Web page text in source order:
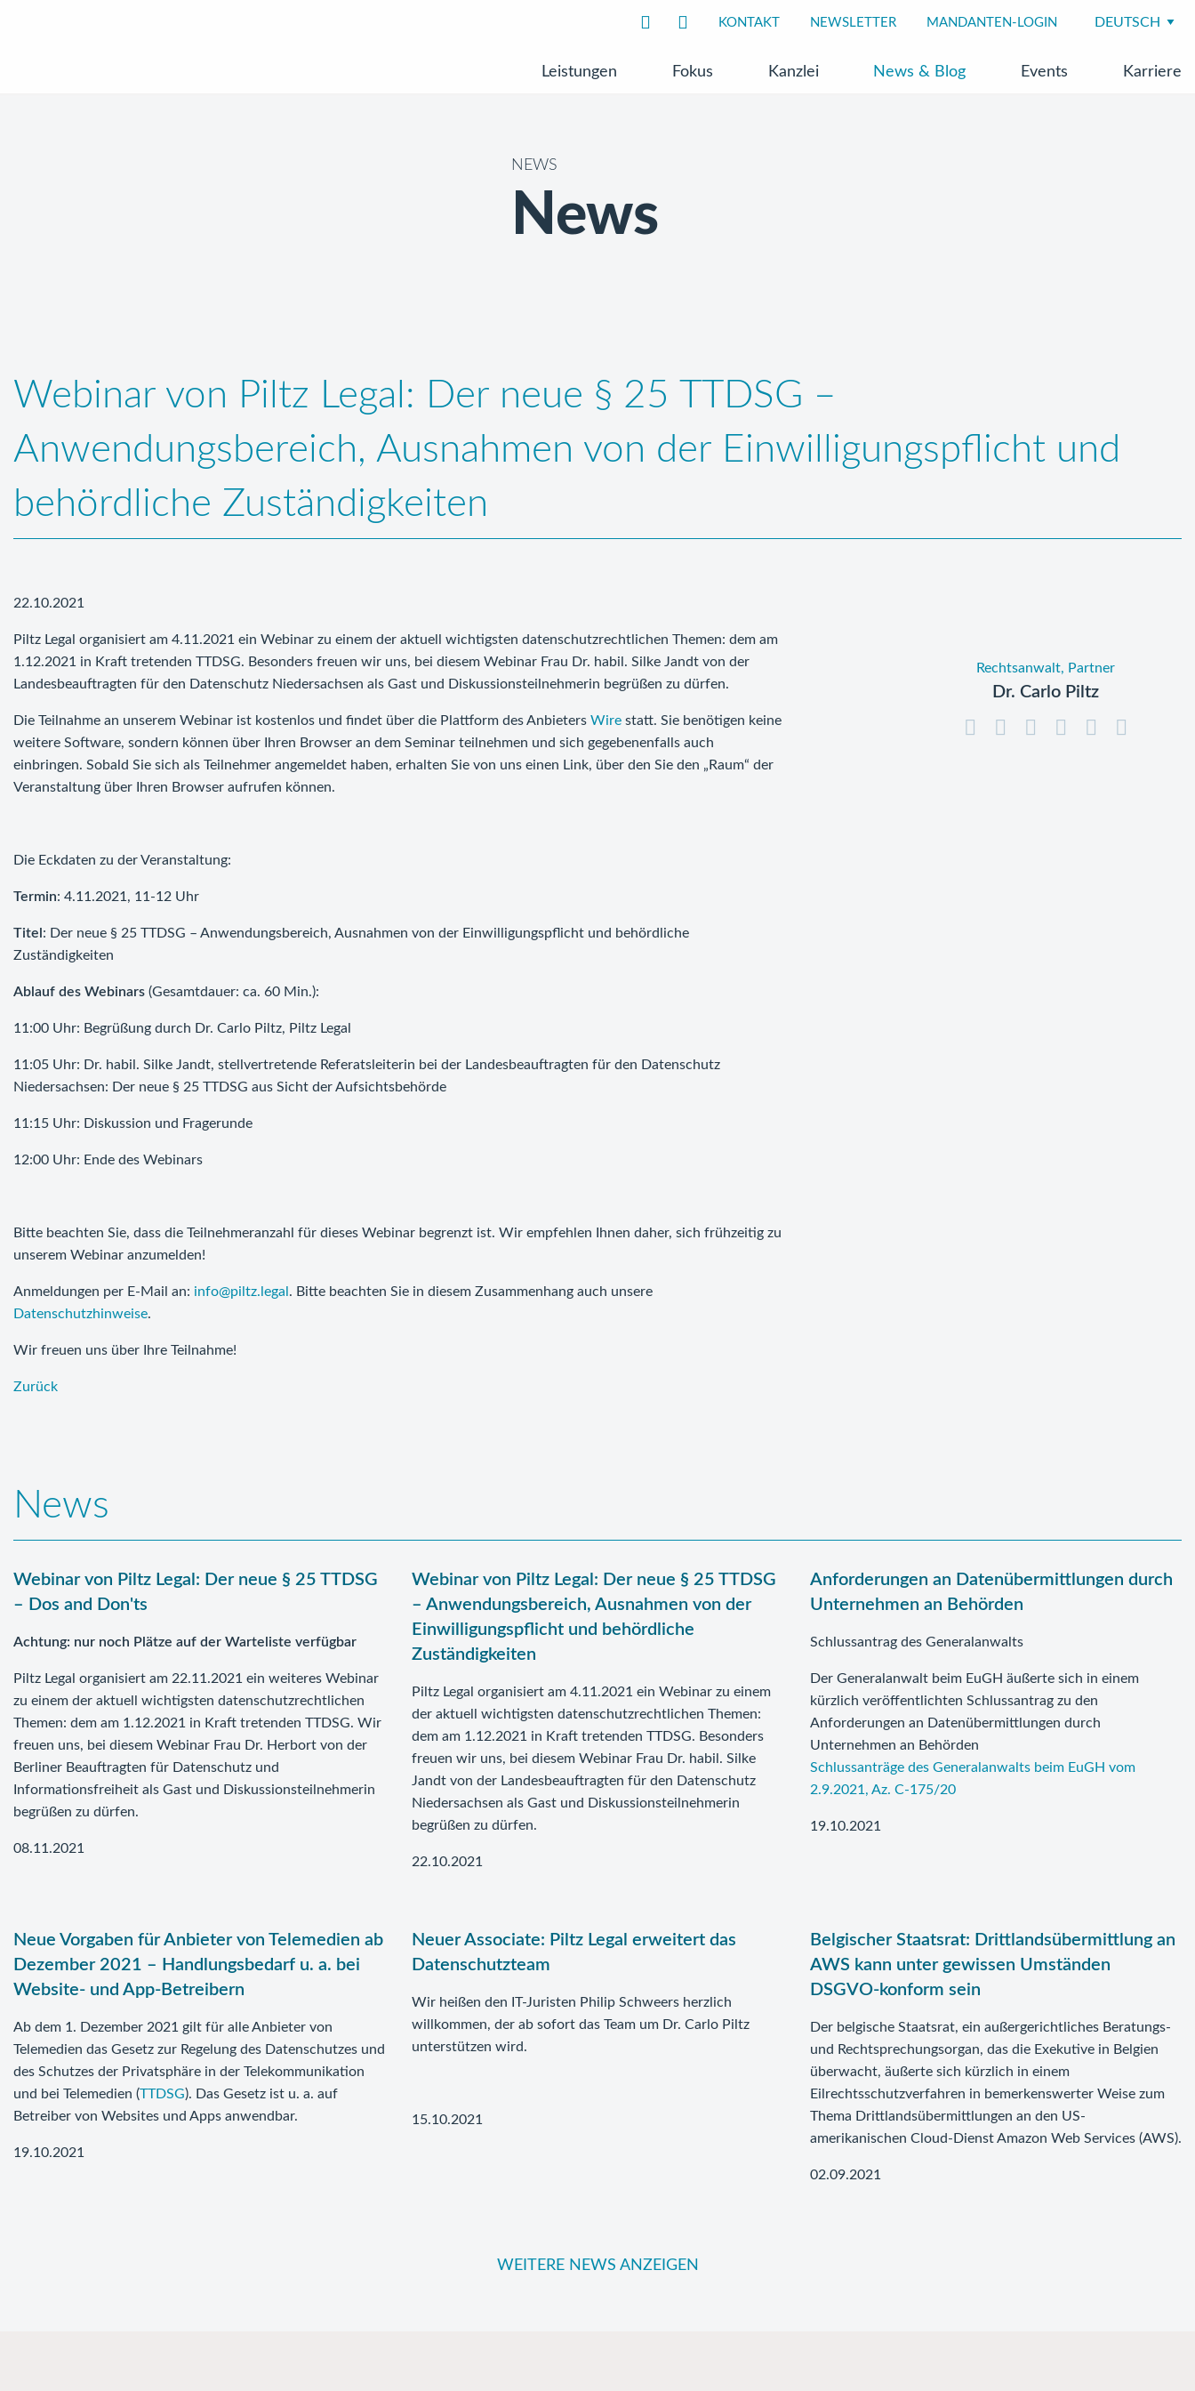
KONTAKT NEWSLETTER MANDANTEN-LOGIN
Leistungen Fokus Kanzlei News & Blog Events Karriere
NEWS
News
Webinar von Piltz Legal: Der neue § 25 TTDSG –
Anwendungsbereich, Ausnahmen von der Einwilligungspflicht und
behördliche Zuständigkeiten
22.10.2021
Piltz Legal organisiert am 4.11.2021 ein Webinar zu einem der aktuell wichtigsten datenschutzrechtlichen Themen: dem am
1.12.2021 in Kraft tretenden TTDSG. Besonders freuen wir uns, bei diesem Webinar Frau Dr. habil. Silke Jandt von der
Landesbeauftragten für den Datenschutz Niedersachsen als Gast und Diskussionsteilnehmerin begrüßen zu dürfen.
Die Teilnahme an unserem Webinar ist kostenlos und findet über die Plattform des Anbieters Wire statt. Sie benötigen keine
weitere Software, sondern können über Ihren Browser an dem Seminar teilnehmen und sich gegebenenfalls auch
einbringen. Sobald Sie sich als Teilnehmer angemeldet haben, erhalten Sie von uns einen Link, über den Sie den „Raum“ der
Veranstaltung über Ihren Browser aufrufen können.
Die Eckdaten zu der Veranstaltung:
Termin: 4.11.2021, 11-12 Uhr
Titel : Der neue § 25 TTDSG – Anwendungsbereich, Ausnahmen von der Einwilligungspflicht und behördliche
Zuständigkeiten
Ablauf des Webinars (Gesamtdauer: ca. 60 Min.):
11:00 Uhr: Begrüßung durch Dr. Carlo Piltz, Piltz Legal
11:05 Uhr: Dr. habil. Silke Jandt, stellvertretende Referatsleiterin bei der Landesbeauftragten für den Datenschutz
Niedersachsen: Der neue § 25 TTDSG aus Sicht der Aufsichtsbehörde
11:15 Uhr: Diskussion und Fragerunde
12:00 Uhr: Ende des Webinars
Bitte beachten Sie, dass die Teilnehmeranzahl für dieses Webinar begrenzt ist. Wir empfehlen Ihnen daher, sich frühzeitig zu
unserem Webinar anzumelden!
Anmeldungen per E-Mail an: info@piltz.legal . Bitte beachten Sie in diesem Zusammenhang auch unsere
Datenschutzhinweise.
Wir freuen uns über Ihre Teilnahme!
Rechtsanwalt, Partner
Dr. Carlo Piltz
Zurück
News
Webinar von Piltz Legal: Der neue § 25 TTDSG
– Dos and Don'ts
Achtung: nur noch Plätze auf der Warteliste verfügbar
Piltz Legal organisiert am 22.11.2021 ein weiteres Webinar
zu einem der aktuell wichtigsten datenschutzrechtlichen
Themen: dem am 1.12.2021 in Kraft tretenden TTDSG. Wir
freuen uns, bei diesem Webinar Frau Dr. Herbort von der
Berliner Beauftragten für Datenschutz und
Informationsfreiheit als Gast und Diskussionsteilnehmerin
begrüßen zu dürfen.
08.11.2021
Webinar von Piltz Legal: Der neue § 25 TTDSG
– Anwendungsbereich, Ausnahmen von der
Einwilligungspflicht und behördliche
Zuständigkeiten
Piltz Legal organisiert am 4.11.2021 ein Webinar zu einem
der aktuell wichtigsten datenschutzrechtlichen Themen:
dem am 1.12.2021 in Kraft tretenden TTDSG. Besonders
freuen wir uns, bei diesem Webinar Frau Dr. habil. Silke
Jandt von der Landesbeauftragten für den Datenschutz
Niedersachsen als Gast und Diskussionsteilnehmerin
begrüßen zu dürfen.
22.10.2021
Anforderungen an Datenübermittlungen durch
Unternehmen an Behörden
Schlussantrag des Generalanwalts
Der Generalanwalt beim EuGH äußerte sich in einem
kürzlich veröffentlichten Schlussantrag zu den
Anforderungen an Datenübermittlungen durch
Unternehmen an Behörden
Schlussanträge des Generalanwalts beim EuGH vom
2.9.2021, Az. C-175/20
19.10.2021
Neue Vorgaben für Anbieter von Telemedien ab
Dezember 2021 – Handlungsbedarf u. a. bei
Website- und App-Betreibern
Ab dem 1. Dezember 2021 gilt für alle Anbieter von
Telemedien das Gesetz zur Regelung des Datenschutzes und
des Schutzes der Privatsphäre in der Telekommunikation
und bei Telemedien (TTDSG). Das Gesetz ist u. a. auf
Betreiber von Websites und Apps anwendbar.
19.10.2021
Neuer Associate: Piltz Legal erweitert das
Datenschutzteam
Wir heißen den IT-Juristen Philip Schweers herzlich
willkommen, der ab sofort das Team um Dr. Carlo Piltz
unterstützen wird.
15.10.2021
Belgischer Staatsrat: Drittlandsübermittlung an
AWS kann unter gewissen Umständen
DSGVO-konform sein
Der belgische Staatsrat, ein außergerichtliches Beratungs-
und Rechtsprechungsorgan, das die Exekutive in Belgien
überwacht, äußerte sich kürzlich in einem
Eilrechtsschutzverfahren in bemerkenswerter Weise zum
Thema Drittlandsübermittlungen an den US-
amerikanischen Cloud-Dienst Amazon Web Services (AWS).
02.09.2021
WEITERE NEWS ANZEIGEN